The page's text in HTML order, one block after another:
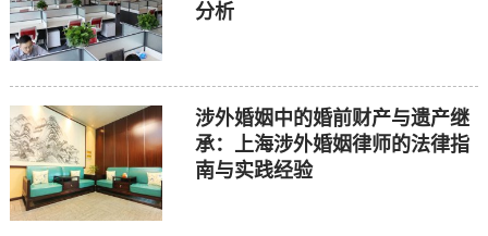
分析
涉外婚姻中的婚前财产与遗产继
承：上海涉外婚姻律师的法律指
南与实践经验